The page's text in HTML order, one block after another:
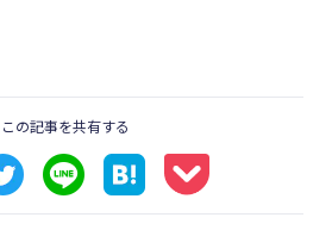
この記事を共有する